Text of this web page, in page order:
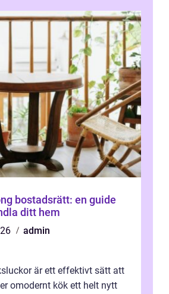
bostadsrätt: en guide
ditt hem
admin
är ett effektivt sätt att
omodernt kök ett helt nytt